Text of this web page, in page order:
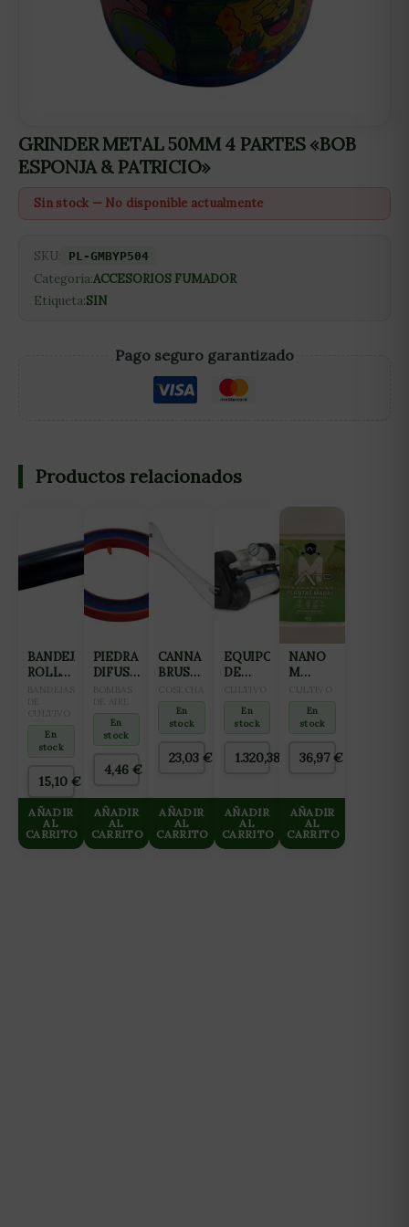
GRINDER METAL 50MM 4 PARTES «BOB
ESPONJA & PATRICIO»
Sin stock — No disponible actualmente
SKU: PL-GMBYP504
Categoría:ACCESORIOS FUMADOR
Etiqueta:SIN
Pago seguro garantizado
Productos relacionados
BANDEJA
ROLL
En
stock
15,10 €
AÑADIR
AL
CARRITO
PIEDRA
DIFUSORA
(12CM)
En
stock
4,46 €
AÑADIR
AL
CARRITO
CANNA
BRUSH
CORTE
En
stock
23,03€
AÑADIR
AL
CARRITO
EQUIPO
DE
INVERSA
GROWMAX
L/DIA
HASTA
En
stock
1.320,38
AÑADIR
AL
CARRITO
NANO
M
ALL IN
ONE
CULTIVO
DE
10L
En
stock
36,97€
AÑADIR
AL
CARRITO